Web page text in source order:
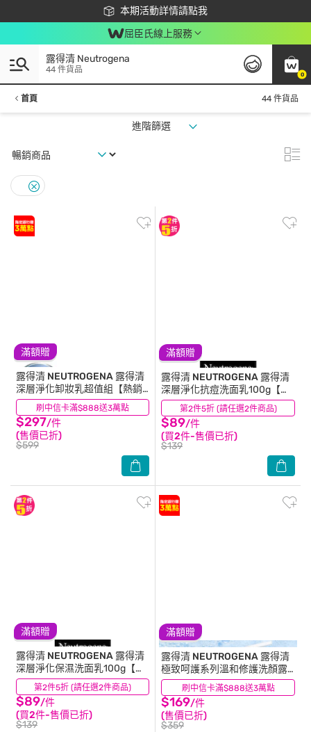
本期活動詳情請點我
下載app最高回饋$350
屈臣氏線上服務
0
露得清 Neutrogena
44 件貨品
首頁 44 件貨品
進階篩選
滿額贈
刷中信卡滿$888送3萬點
露得清 NEUTROGENA 露得清
深層淨化卸妝乳超值組【熱銷
回饋組】
$297/件
(售價已折)
$599
(480)
滿額贈
第2件5折 (請任選2件商品)
露得清 NEUTROGENA 露得清
深層淨化抗痘洗面乳100g【水
楊酸】
$89/件
(買2件-售價已折)
$139
(62)
滿額贈
第2件5折 (請任選2件商品)
露得清 NEUTROGENA 露得清
深層淨化保濕洗面乳100g【保
濕彈潤】
$89/件
(買2件-售價已折)
$139
(33)
滿額贈
刷中信卡滿$888送3萬點
露得清 NEUTROGENA 露得清
極致呵護系列溫和修護洗顏露
200ml
$169/件
(售價已折)
$359
(29)